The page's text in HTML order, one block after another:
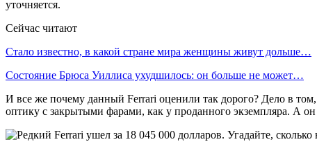
уточняется.
Сейчас читают
Стало известно, в какой стране мира женщины живут дольше…
Состояние Брюса Уиллиса ухудшилось: он больше не может…
И все же почему данный Ferrari оценили так дорого? Дело в
оптику с закрытыми фарами, как у проданного экземпляра. А